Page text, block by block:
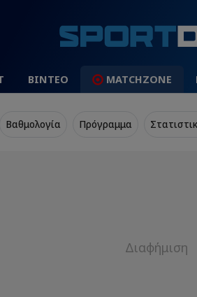
ΒΙΝΤΕΟ MATCHZONE
Βαθμολογία Πρόγραμμα